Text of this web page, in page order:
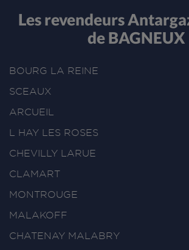
Les revendeurs
de BAGNEUX
BOURG LA REINE
SCEAUX
ARCUEIL
L HAY LES ROSES
CHEVILLY LARUE
CLAMART
MONTROUGE
MALAKOFF
CHATENAY MALABRY